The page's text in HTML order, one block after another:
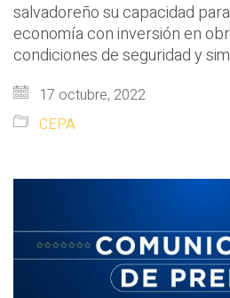
salvadoreño su capacidad
economía con inversión en
condiciones de seguridad y
17 octubre, 2022
CEPA